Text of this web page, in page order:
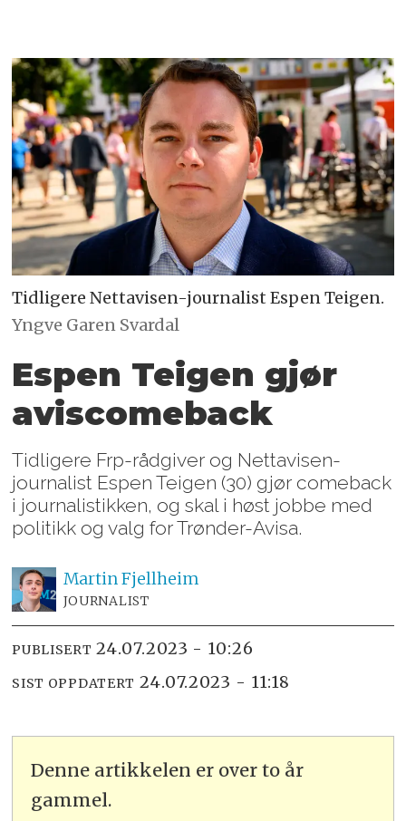
Tidligere Nettavisen-journalist Espen Teigen.
Yngve Garen Svardal
Espen Teigen gjør
aviscomeback
Tidligere Frp-rådgiver og Nettavisen-
journalist Espen Teigen (30) gjør comeback
i journalistikken, og skal i høst jobbe med
politikk og valg for Trønder-Avisa.
MartinFjellheim
JOURNALIST
PUBLISERT 24.07.2023 - 10:26
SIST OPPDATERT 24.07.2023 - 11:18
Denne artikkelen er over to år
gammel.